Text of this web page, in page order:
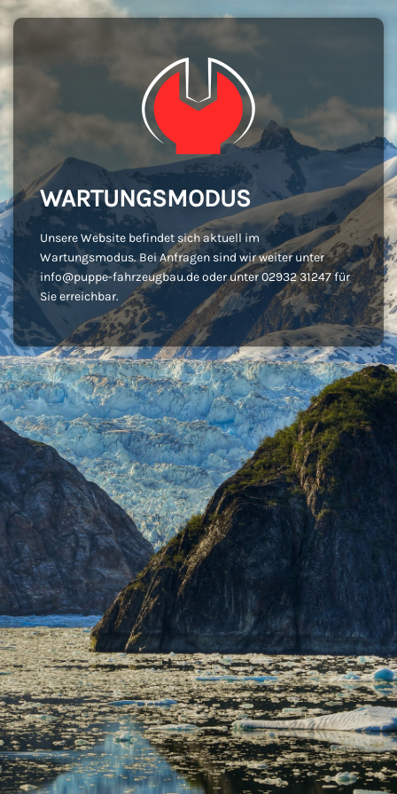
WARTUNGSMODUS
Unsere Website befindet sich aktuell im
Wartungsmodus. Bei Anfragen sind wir weiter unter
info@puppe-fahrzeugbau.de oder unter 02932 31247 für
Sie erreichbar.